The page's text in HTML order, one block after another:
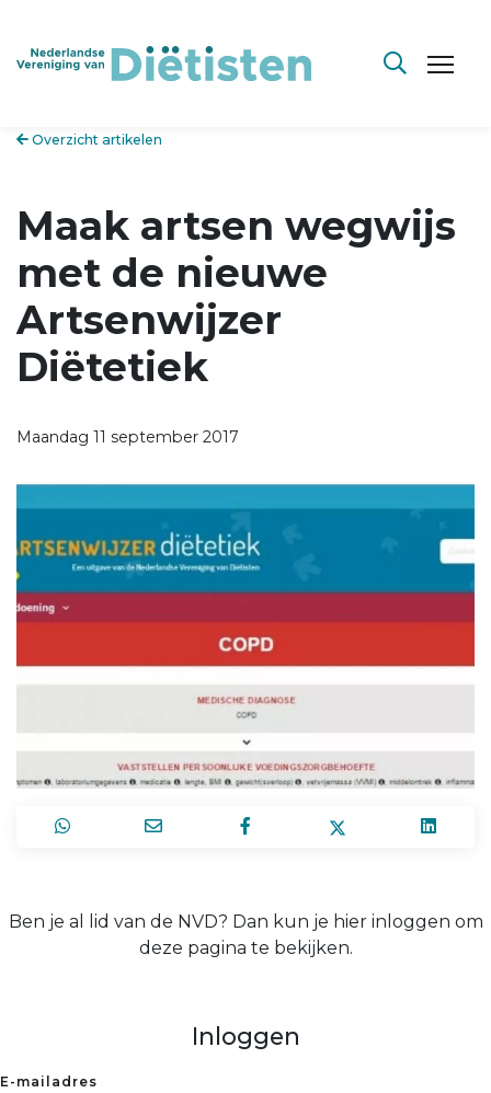
Overzicht artikelen
Maak artsen wegwijs
met de nieuwe
Artsenwijzer
Diëtetiek
Maandag 11 september 2017
Ben je al lid van de NVD? Dan kun je hier inloggen om
deze pagina te bekijken.
Inloggen
E-mailadres